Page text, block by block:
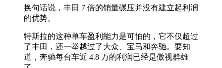
换句话说，丰田 7 倍的销量碾压并没有建立起利润
的优势。
特斯拉的这种单车盈利能力是可怕的，它不仅超过
了丰田，还一举越过了大众、宝马和奔驰。要知
道，奔驰每台车近 4.8 万的利润已经是傲视群雄